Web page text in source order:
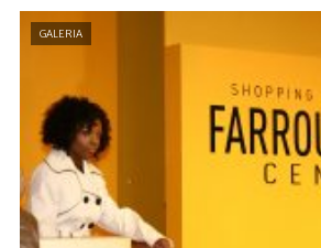
GALERIA